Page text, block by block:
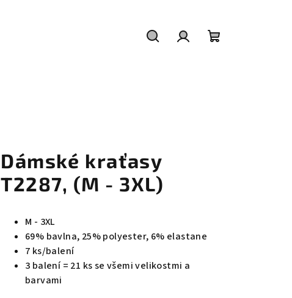
Dámské kraťasy
T2287, (M - 3XL)
M - 3XL
69% bavlna, 25% polyester, 6% elastane
7 ks/balení
3 balení = 21 ks se všemi velikostmi a
barvami